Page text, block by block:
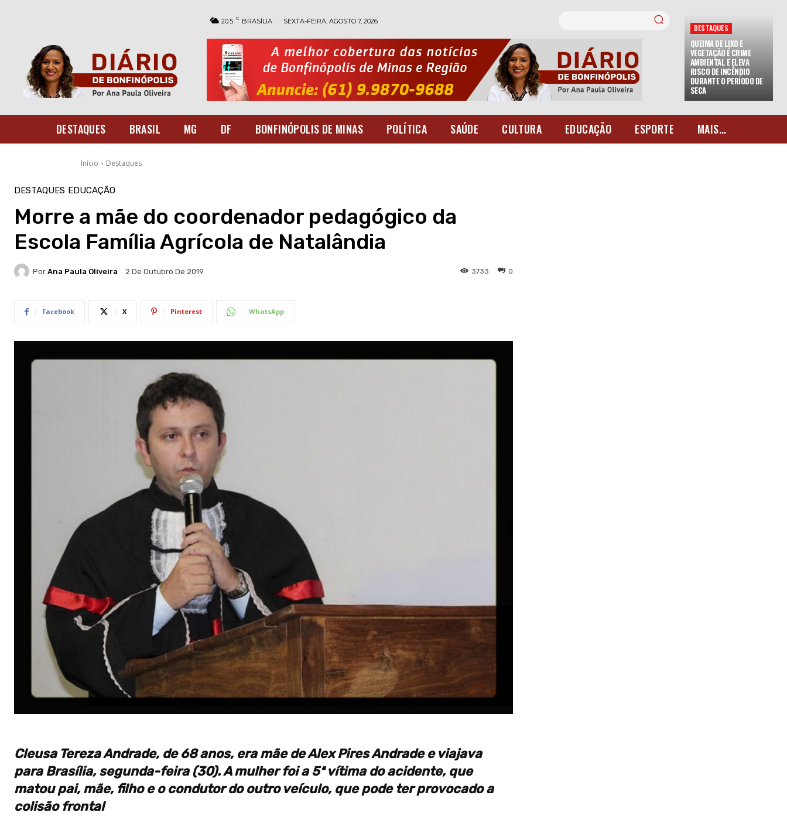
20.5 C BRASÍLIA SEXTA-FEIRA, AGOSTO 7, 2026
DESTAQUES
QUEIMA DE LIXO E
VEGETAÇÃO É CRIME
AMBIENTAL E ELEVA
RISCO DE INCÊNDIO
DURANTE O PERÍODO DE
SECA
DESTAQUES BRASIL MG DF BONFINÓPOLIS DE MINAS POLÍTICA SAÚDE CULTURA EDUCAÇÃO ESPORTE MAIS...
Início Destaques
DESTAQUES EDUCAÇÃO
Morre a mãe do coordenador pedagógico da
Escola Família Agrícola de Natalândia
Por Ana Paula Oliveira 2 De Outubro De 2019 0
3733
Facebook X Pinterest WhatsApp
Cleusa Tereza Andrade, de 68 anos, era mãe de Alex Pires Andrade e viajava
para Brasília, segunda-feira (30). A mulher foi a 5ª vítima do acidente, que
matou pai, mãe, filho e o condutor do outro veículo, que pode ter provocado a
colisão frontal